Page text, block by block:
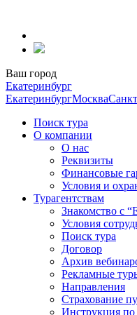
содержанию
Ваш город
Екатеринбург
ЕкатеринбургМосква
Поиск тура
О компании
О нас
Реквизиты
Финансовые
Условия и
Турагентствам
Знакомство с
Условия
Поиск тура
Договор
Архив
Рекламные
Направления
Страхование
Инструкция по